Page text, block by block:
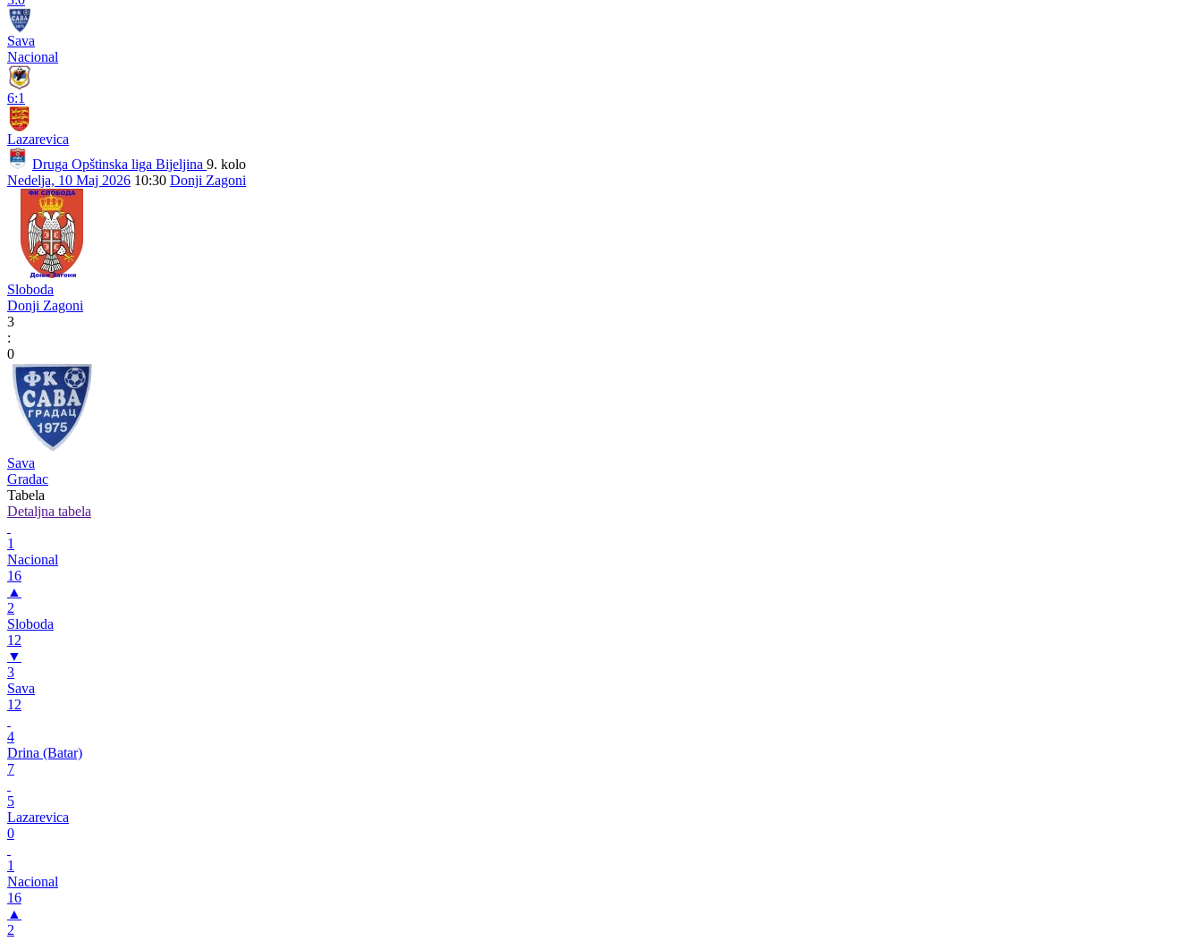
Sava
Nacional
6:1
Lazarevica
Druga Opštinska liga Bijeljina 9. kolo
Nedelja, 10 Maj 2026 10:30 Donji Zagoni
Sloboda
Donji Zagoni
3
:
0
Sava
Gradac
Tabela
Detaljna tabela
1
Nacional
16
▲
2
Sloboda
12
▼
3
Sava
12
4
Drina (Batar)
7
5
Lazarevica
0
1
Nacional
16
▲
2